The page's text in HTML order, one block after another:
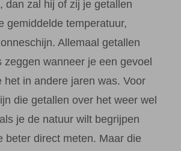
dan zal hij of zij je getallen
gemiddelde temperatuur,
Allemaal getallen
zeggen wanneer je een gevoel
het in andere jaren was. Voor
die getallen over het weer wel
je de natuur wilt begrijpen
beter direct meten. Maar die